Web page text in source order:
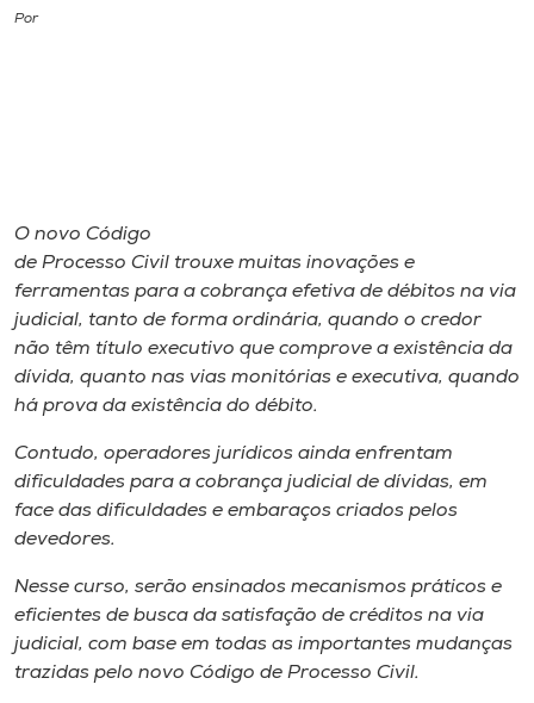
Unoesc
Store
Selecione
A+
Por
O novo Código
de Processo Civil trouxe muitas inovações e
ferramentas para a cobrança efetiva de débitos na via
judicial, tanto de forma ordinária, quando o credor
não têm título executivo que comprove a existência da
dívida, quanto nas vias monitórias e executiva, quando
há prova da existência do débito.
Contudo, operadores jurídicos ainda enfrentam
dificuldades para a cobrança judicial de dívidas, em
face das dificuldades e embaraços criados pelos
devedores.
Nesse curso, serão ensinados mecanismos práticos e
eficientes de busca da satisfação de créditos na via
judicial, com base em todas as importantes mudanças
trazidas pelo novo Código de Processo Civil.